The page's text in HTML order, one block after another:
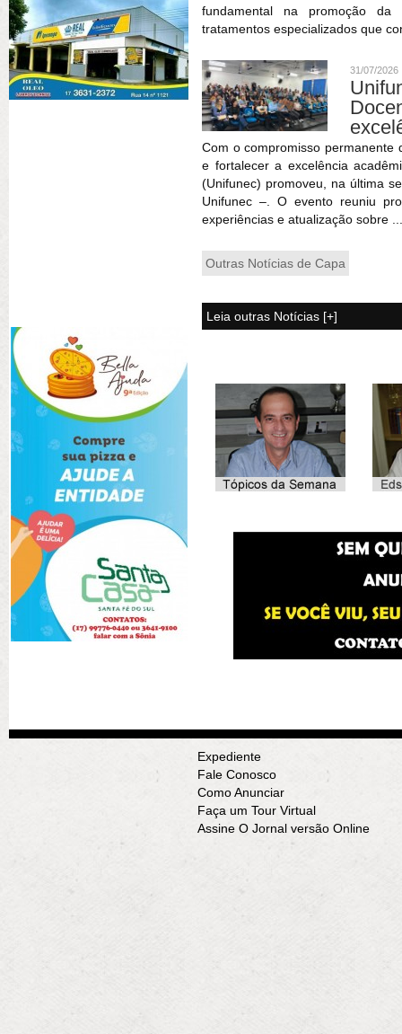
fundamental na promoção da
tratamentos especializados que
31/07/2026
Com o compromisso permanente
e fortalecer a excelência
(Unifunec) promoveu, na última
Unifunec –. O evento reuniu
experiências e atualização sobre
Outras Notícias de Capa
Leia outras Notícias [+]
Expediente
Fale Conosco
Como Anunciar
Faça um Tour Virtual
Assine O Jornal versão Online